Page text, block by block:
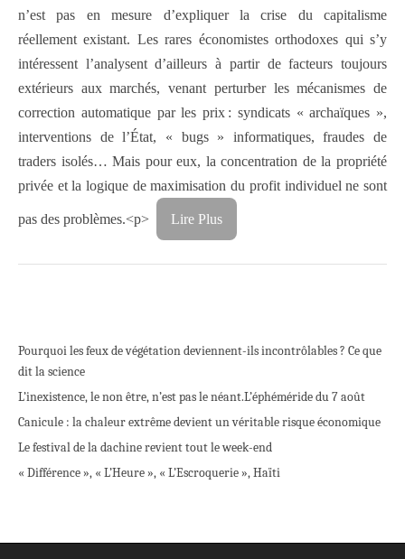
n’est pas en mesure d’expliquer la crise du capitalisme
réellement existant. Les rares économistes orthodoxes qui s’y
intéressent l’analysent d’ailleurs à partir de facteurs toujours
extérieurs aux marchés, venant perturber les mécanismes de
correction automatique par les prix : syndicats « archaïques »,
interventions de l’État, « bugs » informatiques, fraudes de
traders isolés… Mais pour eux, la concentration de la propriété
privée et la logique de maximisation du profit individuel ne sont
pas des problèmes.<p> Lire Plus
Pourquoi les feux de végétation deviennent-ils incontrôlables ? Ce que
dit la science
L’inexistence, le non être, n’est pas le néant.L’éphéméride du 7 août
Canicule : la chaleur extrême devient un véritable risque économique
Le festival de la dachine revient tout le week-end
« Différence », « L’Heure », « L’Escroquerie », Haïti